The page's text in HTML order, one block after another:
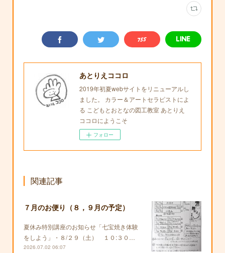
あとりえココロ
2019年初夏webサイトをリニューアルし
ました。 カラー＆アートセラピストによ
る こどもとおとなの図工教室 あとりえ
ココロにようこそ
フォロー
関連記事
７月のお便り（８，９月の予定）
夏休み特別講座のお知らせ「七宝焼き体験
をしよう」・８/２９（土） １０:３０…
2026.07.02 06:07